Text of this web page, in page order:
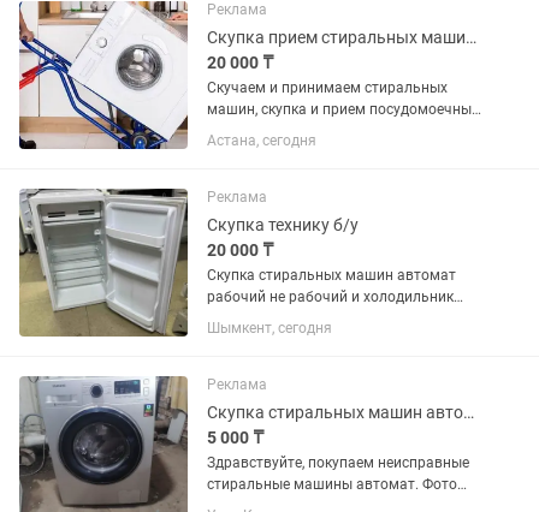
Реклама
Скупка прием стиральных машин, посудомоечных машин, сушильных машин
20 000 ₸
Скучаем и принимаем стиральных
машин, скупка и прием посудомоечных
машин, скупка и прием сушильных
машин Демонтаж установленной
Астана, сегодня
Реклама
Скупка технику б/у
20 000 ₸
Скупка стиральных машин автомат
рабочий не рабочий и холодильник
.ремонт стиральных машинок замена
Тэна насоса и амортизатор ремонт
Шымкент, сегодня
Реклама
Скупка стиральных машин автомат
5 000 ₸
Здравствуйте, покупаем неисправные
стиральные машины автомат. Фото
машинок высылайте нам . Сами